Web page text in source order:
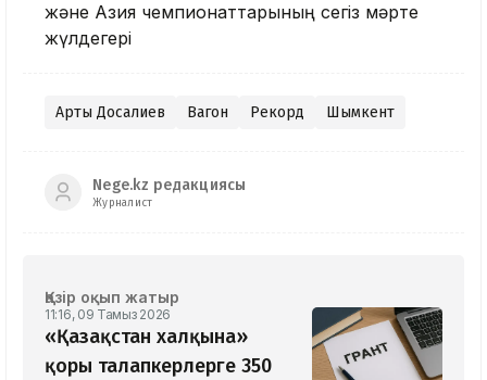
және Азия чемпионаттарының сегіз мәрте
жүлдегері
Артық Досалиев Вагон Рекорд Шымкент
Nege.kz редакциясы
Журналист
Қазір оқып жатыр
11:16, 09 Тамыз 2026
«Қазақстан халқына»
қоры талапкерлерге 350